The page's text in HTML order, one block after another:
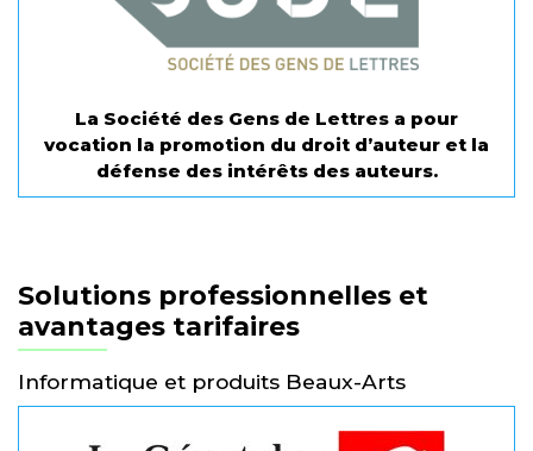
La Société des Gens de Lettres a pour
vocation la promotion du droit d’auteur et la
défense des intérêts des auteurs.
Solutions professionnelles et
avantages tarifaires
Informatique et produits Beaux-Arts